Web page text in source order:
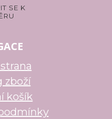
zboží
košík